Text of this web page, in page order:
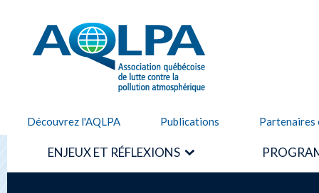
AQLPA
Découvrez l'AQLPA Publications Partenaires
ENJEUX ET RÉFLEXIONS